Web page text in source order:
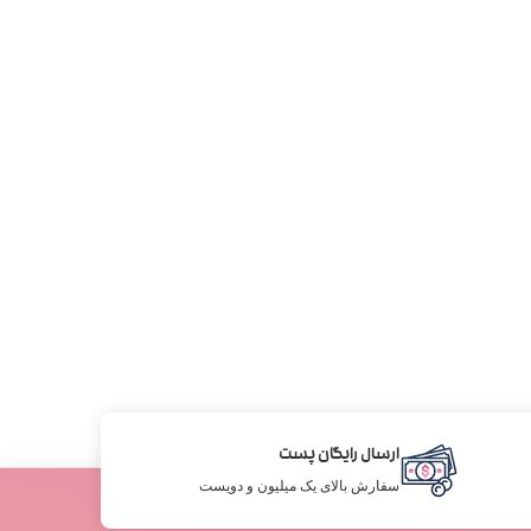
ارسال رایگان پست
سفارش بالای یک میلیون و دویست